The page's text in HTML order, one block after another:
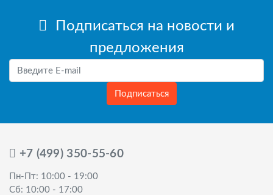
Подписаться на новости и
предложения
Подписаться
+7 (499) 350-55-60
Пн-Пт: 10:00 - 19:00
Сб: 10:00 - 17:00